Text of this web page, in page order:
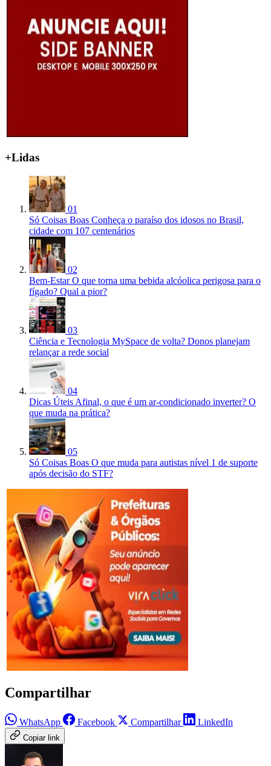
+Lidas
01
Só Coisas Boas Conheça o paraíso dos idosos no Brasil,
cidade com 107 centenários
02
Bem-Estar O que torna uma bebida alcóolica perigosa para o
fígado? Qual a pior?
03
Ciência e Tecnologia MySpace de volta? Donos planejam
relançar a rede social
04
Dicas Úteis Afinal, o que é um ar-condicionado inverter? O
que muda na prática?
05
Só Coisas Boas O que muda para autistas nível 1 de suporte
após decisão do STF?
Compartilhar
WhatsApp Facebook Compartilhar LinkedIn
Copiar link